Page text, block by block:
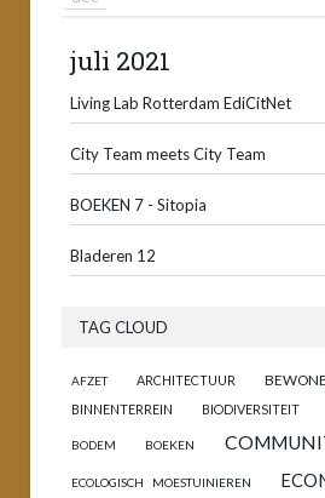
juli 2021
Living Lab Rotterdam EdiCitNet
City Team meets City Team
BOEKEN 7 - Sitopia
Bladeren 12
TAG CLOUD
AFZET ARCHITECTUUR
BINNENTERREIN BIODIVERSITEIT
BODEM BOEKEN
ECOLOGISCH MOESTUINIEREN